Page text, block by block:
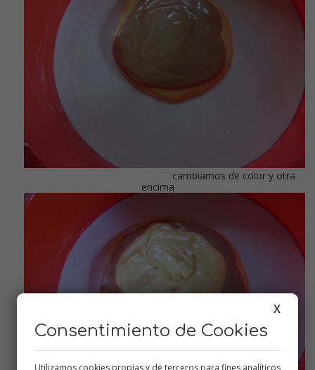
cambiamos de color y otra
encima
X
Consentimiento de Cookies
Utilizamos cookies propias y de terceros para fines analíticos